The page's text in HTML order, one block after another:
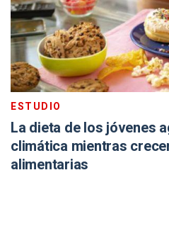
ESTUDIO
La dieta de los jóvenes
climática mientras
alimentarias